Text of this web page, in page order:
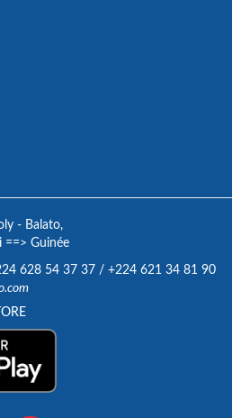
- Balato,
==> Guinée
628 54 37 37 / +224 621 34 81 90